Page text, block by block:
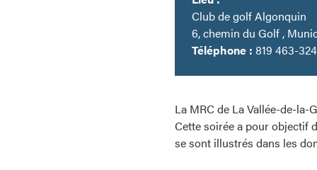
Club de golf Algonquin
6, chemin du Golf ,
Téléphone : 819 463-
La MRC de La Vallée-de-la-
Cette soirée a pour objectif
se sont illustrés dans les